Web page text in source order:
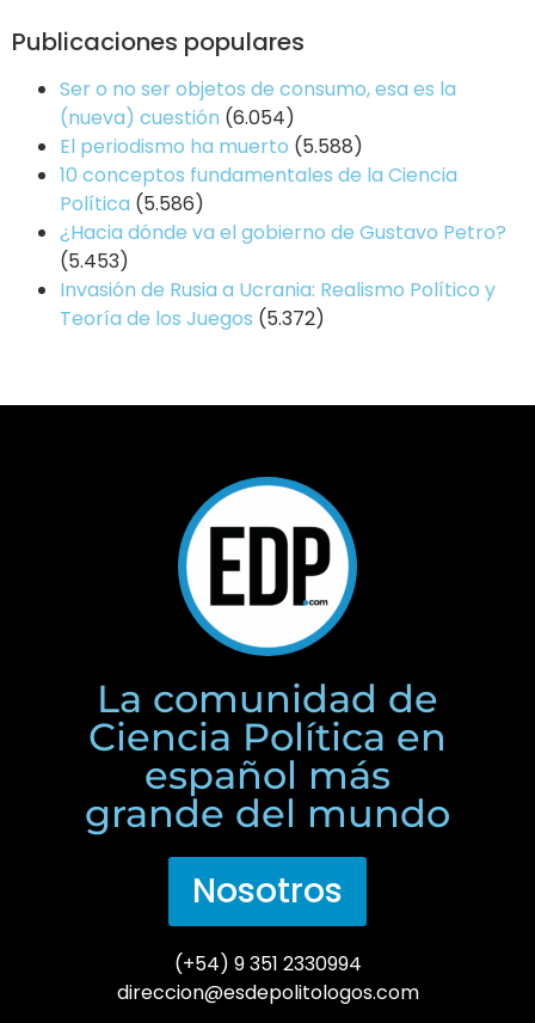
Publicaciones populares
Ser o no ser objetos de consumo, esa es la
(nueva) cuestión (6.054)
El periodismo ha muerto (5.588)
10 conceptos fundamentales de la Ciencia
Política (5.586)
¿Hacia dónde va el gobierno de Gustavo Petro?
(5.453)
Invasión de Rusia a Ucrania: Realismo Político y
Teoría de los Juegos (5.372)
La comunidad de
Ciencia Política en
español más
grande del mundo
Nosotros
(+54) 9 351 2330994
direccion@esdepolitologos.com